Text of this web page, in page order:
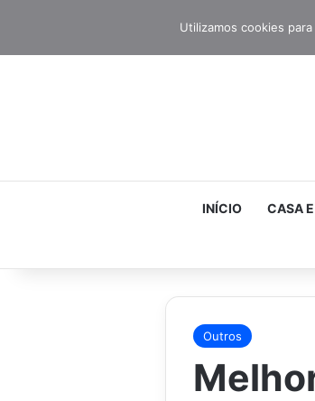
INÍCIO CASA
Outros
Utilizamos cookies